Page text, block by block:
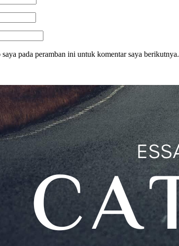
pada peramban ini untuk komentar saya berikutnya.